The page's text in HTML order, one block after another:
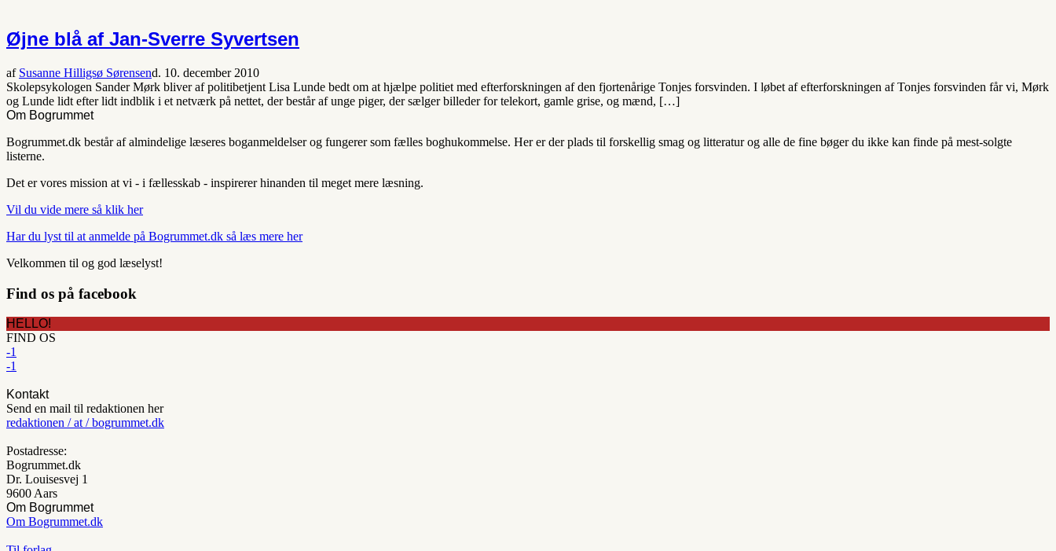
Øjne blå af Jan-Sverre Syvertsen
af Susanne Hilligsø Sørensend. 10. december 2010
Skolepsykologen Sander Mørk bliver af politibetjent Lisa Lunde bedt om at hjælpe politiet med efterforskningen af den fjortenårige Tonjes forsvinden. I løbet af efterforskningen af Tonjes forsvinden får vi, Mørk
og Lunde lidt efter lidt indblik i et netværk på nettet, der består af unge piger, der sælger billeder for telekort, gamle grise, og mænd, […]
Om Bogrummet
Bogrummet.dk består af almindelige læseres boganmeldelser og fungerer som fælles boghukommelse. Her er der plads til forskellig smag og litteratur og alle de fine bøger du ikke kan finde på mest-solgte
listerne.
Det er vores mission at vi - i fællesskab - inspirerer hinanden til meget mere læsning.
Vil du vide mere så klik her
Har du lyst til at anmelde på Bogrummet.dk så læs mere her
Velkommen til og god læselyst!
Find os på facebook
HELLO!
FIND OS
-1
-1
Kontakt
Send en mail til redaktionen her
redaktionen / at / bogrummet.dk
Postadresse:
Bogrummet.dk
Dr. Louisesvej 1
9600 Aars
Om Bogrummet
Om Bogrummet.dk